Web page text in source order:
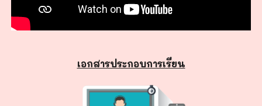
เอกสารประกอบการเรียน